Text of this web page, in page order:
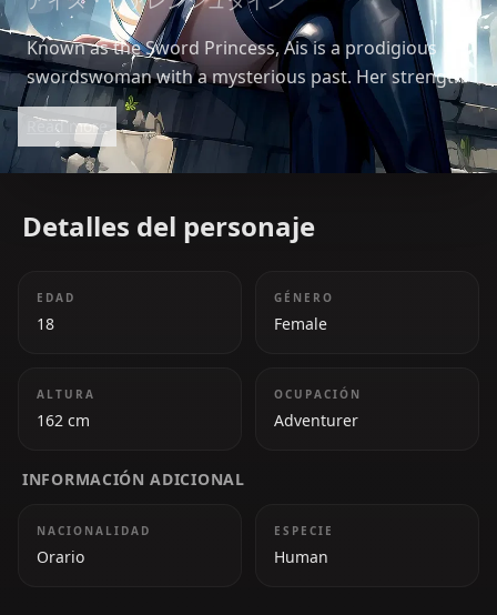
Known as the Sword Princess, Ais is a prodigious
swordswoman with a mysterious past. Her strength
and grace in battle are unmatched, inspiring many
adventurers including Bell.
Read more
Detalles del personaje
EDAD
18
GÉNERO
Female
ALTURA
162 cm
OCUPACIÓN
Adventurer
INFORMACIÓN ADICIONAL
NACIONALIDAD
Orario
ESPECIE
Human